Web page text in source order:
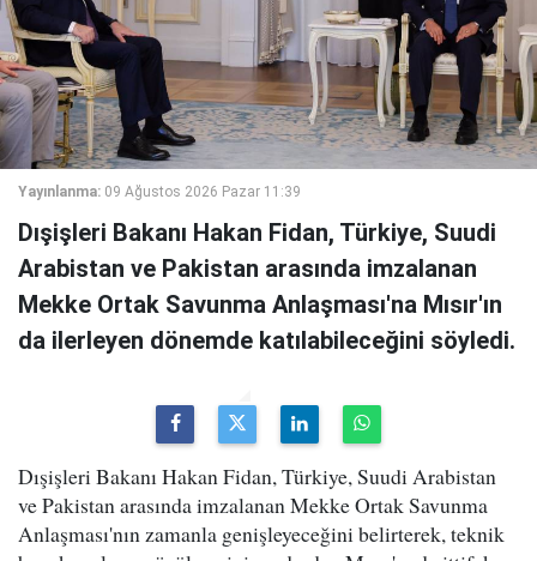
Yayınlanma: 09 Ağustos 2026 Pazar 11:39
Dışişleri Bakanı Hakan Fidan, Türkiye, Suudi
Arabistan ve Pakistan arasında imzalanan
Mekke Ortak Savunma Anlaşması'na Mısır'ın
da ilerleyen dönemde katılabileceğini söyledi.
Dışişleri Bakanı Hakan Fidan, Türkiye, Suudi Arabistan
ve Pakistan arasında imzalanan Mekke Ortak Savunma
Anlaşması'nın zamanla genişleyeceğini belirterek, teknik